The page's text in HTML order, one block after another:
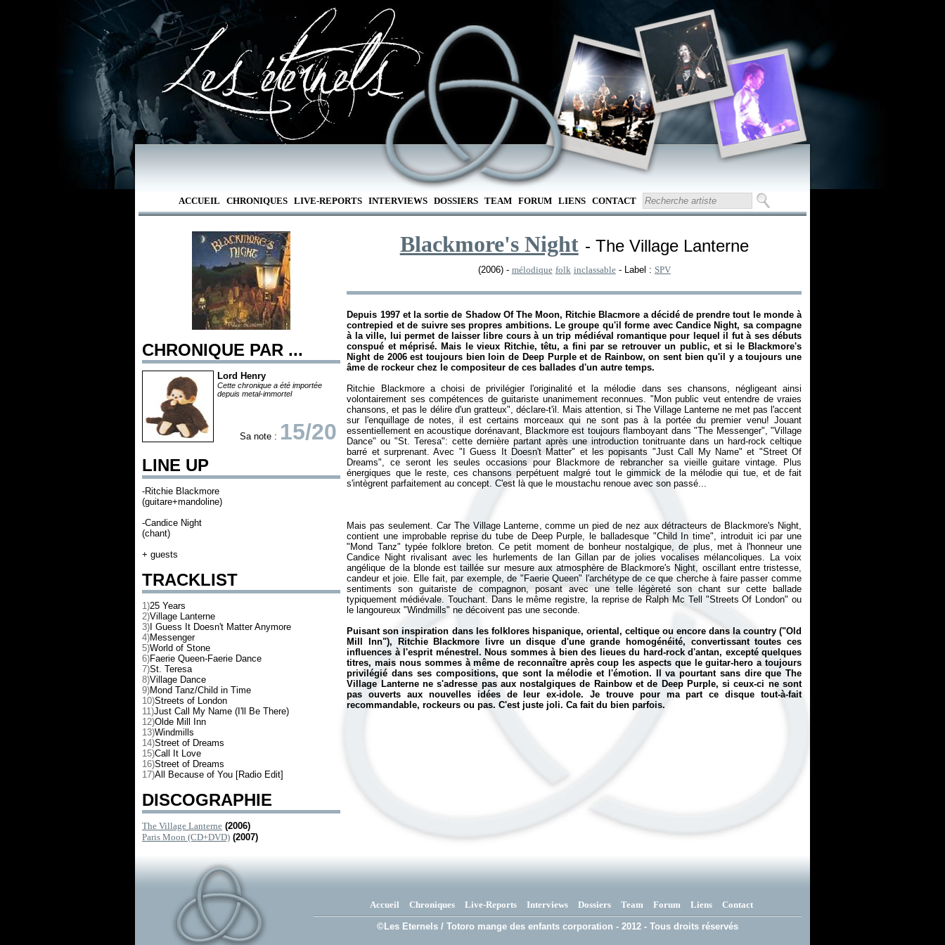
ACCUEIL CHRONIQUES LIVE-REPORTS INTERVIEWS DOSSIERS TEAM FORUM LIENS CONTACT
CHRONIQUE PAR ...
Lord Henry
Cette chronique a été importée
depuis metal-immortel
Sa note : 15/20
LINE UP
-Ritchie Blackmore
(guitare+mandoline)
-Candice Night
(chant)
+ guests
TRACKLIST
1)25 Years
2)Village Lanterne
3) I Guess It Doesn't Matter Anymore
4)Messenger
5)World of Stone
6)Faerie Queen-Faerie Dance
7)St. Teresa
8)Village Dance
9)Mond Tanz/Child in Time
10)Streets of London
11)Just Call My Name (I'll Be There)
12)Olde Mill Inn
13)Windmills
14)Street of Dreams
15)Call It Love
16)Street of Dreams
17)All Because of You [Radio Edit]
DISCOGRAPHIE
The Village Lanterne (2006)
Paris Moon (CD+DVD) (2007)
Blackmore's Night - The Village Lanterne
(2006) - mélodique folk inclassable - Label : SPV
Depuis 1997 et la sortie de Shadow Of The Moon, Ritchie Blacmore a décidé de prendre tout le monde à
contrepied et de suivre ses propres ambitions. Le groupe qu'il forme avec Candice Night, sa compagne
à la ville, lui permet de laisser libre cours à un trip médiéval romantique pour lequel il fut à ses débuts
conspué et méprisé. Mais le vieux Ritchie, têtu, a fini par se retrouver un public, et si le Blackmore's
Night de 2006 est toujours bien loin de Deep Purple et de Rainbow, on sent bien qu'il y a toujours une
âme de rockeur chez le compositeur de ces ballades d'un autre temps.
Ritchie Blackmore a choisi de privilégier l'originalité et la mélodie dans ses chansons, négligeant ainsi
volontairement ses compétences de guitariste unanimement reconnues. "Mon public veut entendre de vraies
chansons, et pas le délire d'un gratteux", déclare-t'il. Mais attention, si The Village Lanternene met pas l'accent
sur l'enquillage de notes, il est certains morceaux qui ne sont pas à la portée du premier venu! Jouant
essentiellement en acoustique dorénavant, Blackmore est toujours flamboyant dans "The Messenger", "Village
Dance" ou "St. Teresa": cette dernière partant après une introduction tonitruante dans un hard-rock celtique
barré et surprenant. Avec "I Guess It Doesn't Matter" et les popisants "Just Call My Name" et "Street Of
Dreams", ce seront les seules occasions pour Blackmore de rebrancher sa vieille guitare vintage. Plus
énergiques que le reste, ces chansons perpétuent malgré tout le gimmick de la mélodie qui tue, et de fait
Mais pas seulement. Car The Village Lanterne, comme un pied de nez aux détracteurs de Blackmore's Night,
contient une improbable reprise du tube de Deep Purple, le balladesque "Child In time", introduit ici par une
"Mond Tanz" typée folklore breton. Ce petit moment de bonheur nostalgique, de plus, met à l'honneur une
Candice Night rivalisant avec les hurlements de Ian Gillan par de jolies vocalises mélancoliques. La voix
angélique de la blonde est taillée sur mesure aux atmosphère de Blackmore's Night, oscillant entre tristesse,
candeur et joie. Elle fait, par exemple, de "Faerie Queen" l'archétype de ce que cherche à faire passer comme
sentiments son guitariste de compagnon, posant avec une telle légèreté son chant sur cette ballade
typiquement médiévale. Touchant. Dans le même registre, la reprise de Ralph Mc Tell "Streets Of London" ou
le langoureux "Windmills" ne décoivent pas une seconde.
Puisant son inspiration dans les folklores hispanique, oriental, celtique ou encore dans la country ("Old
Mill Inn"), Ritchie Blackmore livre un disque d'une grande homogénéité, convertissant toutes ces
influences à l'esprit ménestrel. Nous sommes à bien des lieues du hard-rock d'antan, excepté quelques
titres, mais nous sommes à même de reconnaître après coup les aspects que le guitar-hero a toujours
privilégié dans ses compositions, que sont la mélodie et l'émotion. Il va pourtant sans dire que The
Village Lanterne ne s'adresse pas aux nostalgiques de Rainbow et de Deep Purple, si ceux-ci ne sont
pas ouverts aux nouvelles idées de leur ex-idole. Je trouve pour ma part ce disque tout-à-fait
recommandable, rockeurs ou pas. C'est juste joli. Ca fait du bien parfois.
Accueil Chroniques Live-Reports Interviews Dossiers Team Forum Liens Contact
©Les Eternels / Totoro mange des enfants corporation - 2012 - Tous droits réservés